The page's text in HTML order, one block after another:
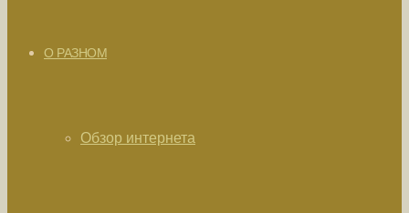
О РАЗНОМ
Обзор интернета